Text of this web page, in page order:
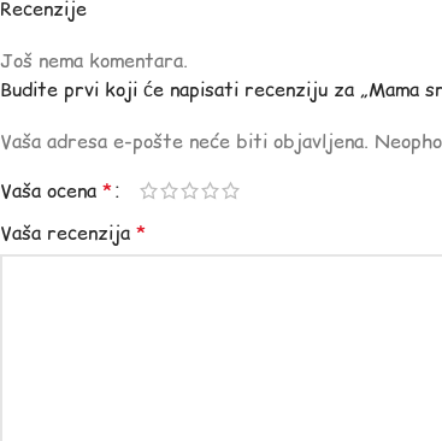
Recenzije
Još nema komentara.
Budite prvi koji će napisati recenziju za „Mama
Vaša adresa e-pošte neće biti objavljena.
Vaša ocena *
Vaša recenzija *